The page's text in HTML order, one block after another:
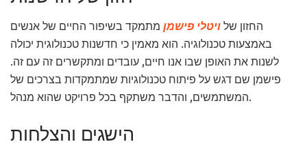
החזון של ויטלי פישמן מתמקד בשיפור החיים של אנשים
באמצעות טכנולוגיה. הוא מאמין כי חדשנות טכנולוגית יכולה
לשנות את האופן שבו אנו חיים, עובדים ומתקשרים זה עם זה.
פישמן שם דגש על פיתוח טכנולוגיות שמתמקדות בצרכים של
המשתמשים, והדבר משתקף בכל פרויקט שהוא מנהל.
הישגים והצלחות